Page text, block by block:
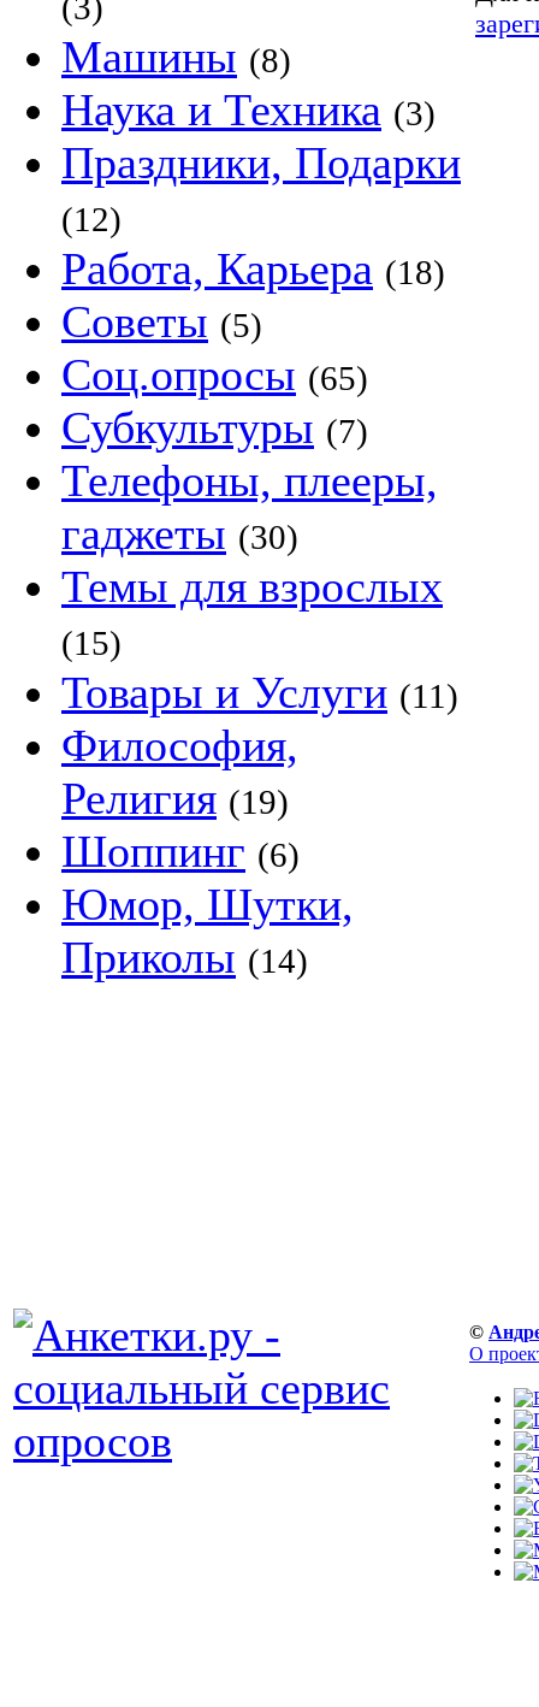
Машины (8)
Наука и Техника (3)
Праздники, Подарки
(12)
Работа, Карьера (18)
Советы (5)
Соц.опросы (65)
Субкультуры (7)
Телефоны, плееры,
гаджеты (30)
Темы для взрослых
(15)
Товары и Услуги (11)
Философия,
Религия (19)
Шоппинг (6)
Юмор, Шутки,
Приколы (14)
©
О